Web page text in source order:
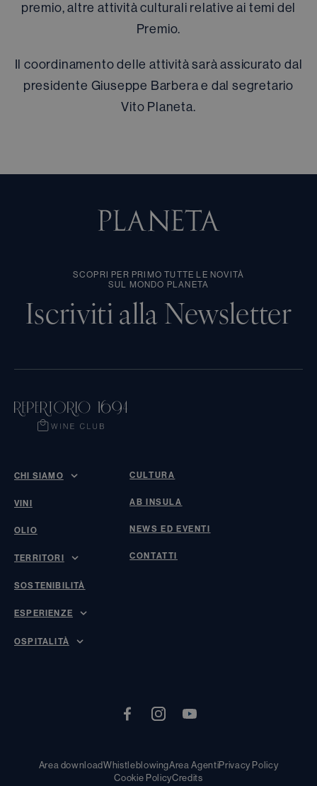
premio, altre attività culturali relative ai temi del
Premio.
Il coordinamento delle attività sarà assicurato dal
presidente Giuseppe Barbera e dal segretario
Vito Planeta.
SCOPRI PER PRIMO TUTTE LE NOVITÀ
SUL MONDO PLANETA
Iscriviti alla Newsletter
CHI SIAMO
VINI
OLIO
TERRITORI
SOSTENIBILITÀ
ESPERIENZE
OSPITALITÀ
CULTURA
AB INSULA
NEWS ED EVENTI
CONTATTI
Area downloadWhistleblowingArea AgentiPrivacy Policy
Cookie PolicyCredits